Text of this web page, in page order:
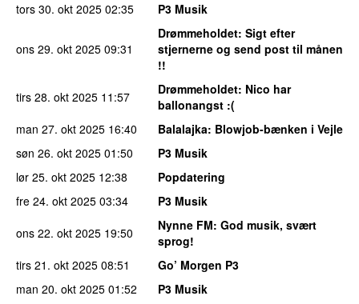
tors 30. okt 2025 02:35 P3 Musik
ons 29. okt 2025 09:31
Drømmeholdet: Sigt efter
stjernerne og send post til månen
!!
tirs 28. okt 2025 11:57 Drømmeholdet: Nico har
ballonangst :(
man 27. okt 2025 16:40 Balalajka: Blowjob-bænken i Vejle
søn 26. okt 2025 01:50
P3 Musik
lør 25. okt 2025 12:38
Popdatering
fre 24. okt 2025 03:34
P3 Musik
ons 22. okt 2025 19:50 Nynne FM: God musik, svært
sprog!
tirs 21. okt 2025 08:51
Go’ Morgen P3
man 20. okt 2025 01:52
P3 Musik